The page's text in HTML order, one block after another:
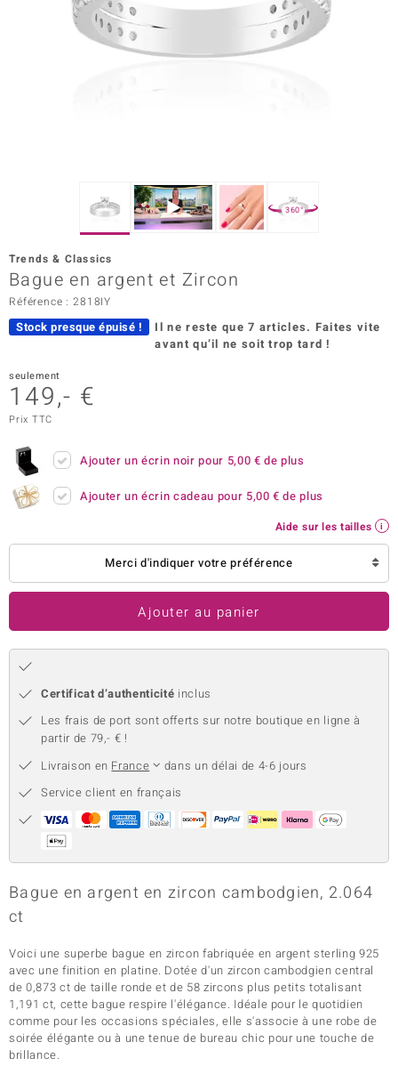
Collection
360°
Trends & Classics
Bague en argent et Zircon
Référence : 2818IY
Stock presque épuisé ! Il ne reste que 7 articles. Faites vite
avant qu’il ne soit trop tard !
seulement
149,- €
Prix TTC
Ajouter un écrin noir pour 5,00 € de plus
Ajouter un écrin cadeau pour 5,00 € de plus
Aide sur les tailles
Merci d'indiquer votre préférence
Ajouter au panier
Certificat d’authenticité inclus
Les frais de port sont offerts sur notre boutique en ligne à
partir de 79,- € !
Livraison en France
dans un délai de 4-6 jours
Service client en français
Bague en argent en zircon cambodgien, 2.064
ct
Voici une superbe bague en zircon fabriquée en argent sterling 925
avec une finition en platine. Dotée d'un zircon cambodgien central
de 0,873 ct de taille ronde et de 58 zircons plus petits totalisant
1,191 ct, cette bague respire l'élégance. Idéale pour le quotidien
comme pour les occasions spéciales, elle s'associe à une robe de
soirée élégante ou à une tenue de bureau chic pour une touche de
brillance.